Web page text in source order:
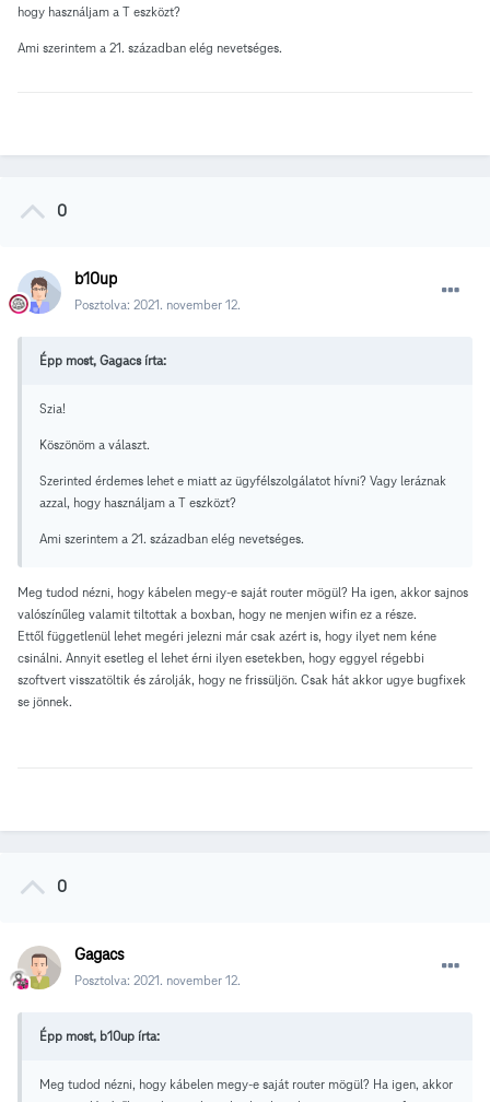
hogy használjam a T eszközt?
Ami szerintem a 21. században elég nevetséges.
0
b10up
Posztolva: 2021. november 12.
Épp most, Gagacs írta:
Szia!
Köszönöm a választ.
Szerinted érdemes lehet e miatt az ügyfélszolgálatot hívni? Vagy leráznak
azzal, hogy használjam a T eszközt?
Ami szerintem a 21. században elég nevetséges.
Meg tudod nézni, hogy kábelen megy-e saját router mögül? Ha igen, akkor sajnos
valószínűleg valamit tiltottak a boxban, hogy ne menjen wifin ez a része.
Ettől függetlenül lehet megéri jelezni már csak azért is, hogy ilyet nem kéne
csinálni. Annyit esetleg el lehet érni ilyen esetekben, hogy eggyel régebbi
szoftvert visszatöltik és zárolják, hogy ne frissüljön. Csak hát akkor ugye bugfixek
se jönnek.
0
Gagacs
Posztolva: 2021. november 12.
Épp most, b10up írta:
Meg tudod nézni, hogy kábelen megy-e saját router mögül? Ha igen, akkor